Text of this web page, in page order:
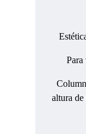
Para
altura de